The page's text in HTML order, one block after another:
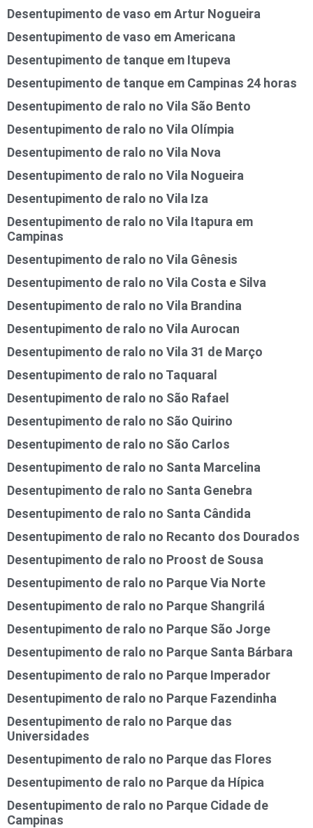
Desentupimento de vaso em Artur Nogueira
Desentupimento de vaso em Americana
Desentupimento de tanque em Itupeva
Desentupimento de tanque em Campinas 24 horas
Desentupimento de ralo no Vila São Bento
Desentupimento de ralo no Vila Olímpia
Desentupimento de ralo no Vila Nova
Desentupimento de ralo no Vila Nogueira
Desentupimento de ralo no Vila Iza
Desentupimento de ralo no Vila Itapura em
Campinas
Desentupimento de ralo no Vila Gênesis
Desentupimento de ralo no Vila Costa e Silva
Desentupimento de ralo no Vila Brandina
Desentupimento de ralo no Vila Aurocan
Desentupimento de ralo no Vila 31 de Março
Desentupimento de ralo no Taquaral
Desentupimento de ralo no São Rafael
Desentupimento de ralo no São Quirino
Desentupimento de ralo no São Carlos
Desentupimento de ralo no Santa Marcelina
Desentupimento de ralo no Santa Genebra
Desentupimento de ralo no Santa Cândida
Desentupimento de ralo no Recanto dos Dourados
Desentupimento de ralo no Proost de Sousa
Desentupimento de ralo no Parque Via Norte
Desentupimento de ralo no Parque Shangrilá
Desentupimento de ralo no Parque São Jorge
Desentupimento de ralo no Parque Santa Bárbara
Desentupimento de ralo no Parque Imperador
Desentupimento de ralo no Parque Fazendinha
Desentupimento de ralo no Parque das
Universidades
Desentupimento de ralo no Parque das Flores
Desentupimento de ralo no Parque da Hípica
Desentupimento de ralo no Parque Cidade de
Campinas